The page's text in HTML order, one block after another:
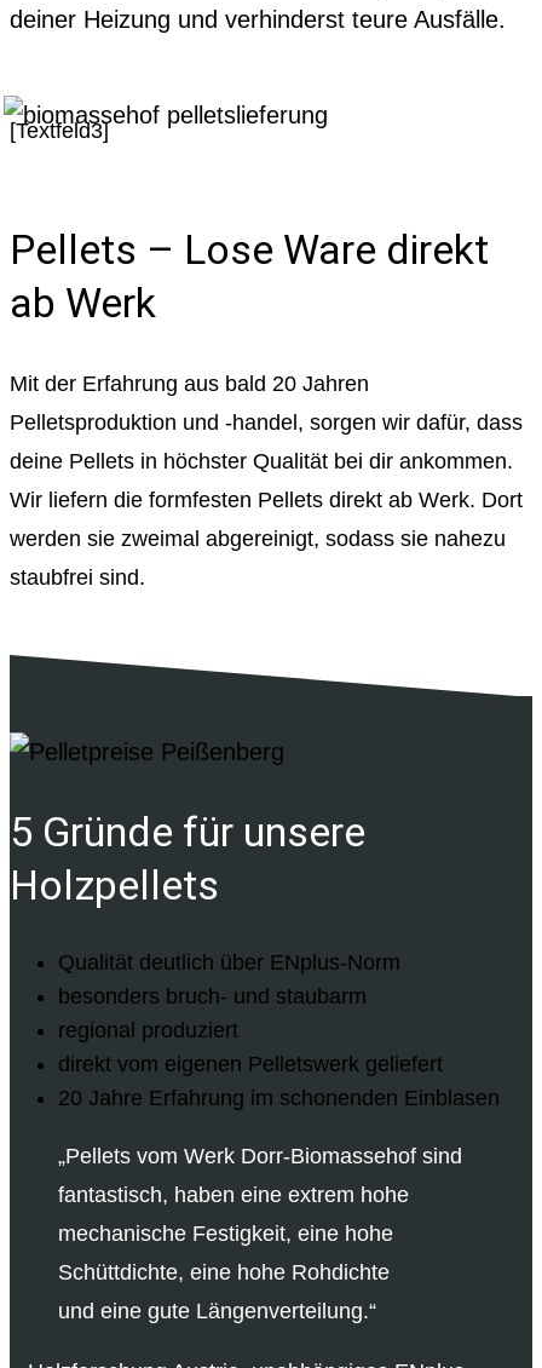
deiner Heizung und verhinderst teure Ausfälle.
[Textfeld3]
Pellets – Lose Ware direkt
ab Werk
Mit der Erfahrung aus bald 20 Jahren
Pelletsproduktion und -handel, sorgen wir dafür, dass
deine Pellets in höchster Qualität bei dir ankommen.
Wir liefern die formfesten Pellets direkt ab Werk. Dort
werden sie zweimal abgereinigt, sodass sie nahezu
staubfrei sind.
5 Gründe für unsere
Holzpellets
Qualität deutlich über ENplus-Norm
besonders bruch- und staubarm
regional produziert
direkt vom eigenen Pelletswerk geliefert
20 Jahre Erfahrung im schonenden Einblasen
„Pellets vom Werk Dorr-Biomassehof sind
fantastisch, haben eine extrem hohe
mechanische Festigkeit, eine hohe
Schüttdichte, eine hohe Rohdichte
und eine gute Längenverteilung.“